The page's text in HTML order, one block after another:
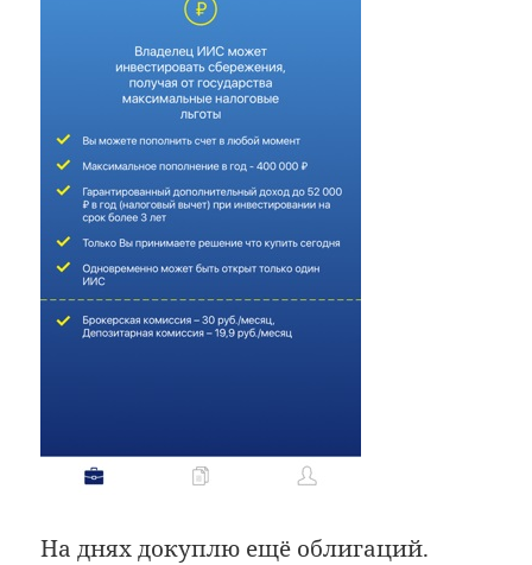
На днях докуплю ещё облигаций.